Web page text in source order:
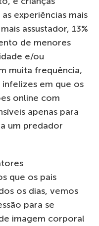
experiências mais
assustador, 13%
de menores
e/ou
muita frequência,
em que os
online com
apenas para
um predador
que os pais
os dias, vemos
para se
imagem corporal